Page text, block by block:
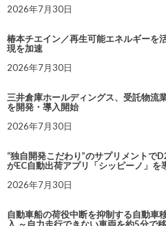
2026年7月30日
椿本チエイン／再生可能エネルギーを
現を加速
2026年7月30日
三井倉庫ホールディングス、受託物流
を開発・導入開始
2026年7月30日
“独自開発こだわり”のサプリメントで
がEC自動出荷アプリ「シッピーノ」を
2026年7月30日
自動車船の荷役中断を抑制する自動車